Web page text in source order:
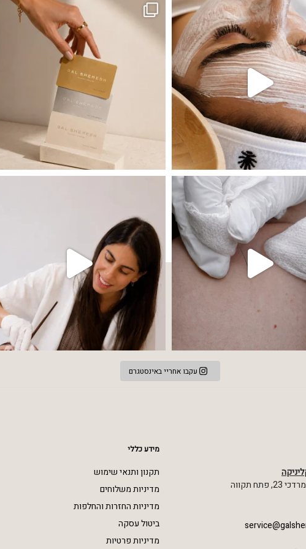
שהעור פשוט צריך לעצור רגע, לנשום ולהתאזן תהליך אחד שיכול לעשות הבדל גדול במראה ובאיכות
עקבו אחריי באינסטגרם
תקווה
מידע כללי
תקנון ותנאי שימוש
מדיניות משלוחים
מדיניות החזרות והחלפות
ביטול עסקה
מדיניות פרטיות